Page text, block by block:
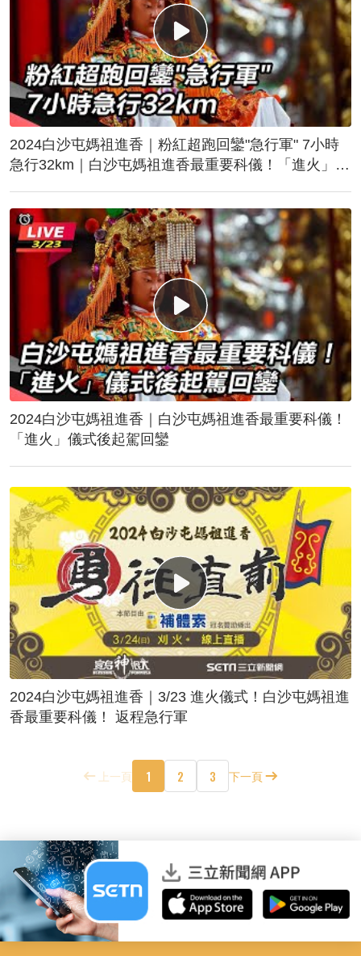
2024白沙屯媽祖進香｜粉紅超跑回鑾"急行軍" 7小時
急行32km｜白沙屯媽祖進香最重要科儀！「進火」儀
2024白沙屯媽祖進香｜白沙屯媽祖進香最重要科儀！
「進火」儀式後起駕回鑾
2024白沙屯媽祖進香｜3/23 進火儀式！白沙屯媽祖進
香最重要科儀！ 返程急行軍
上一頁 1 2 3 下一頁